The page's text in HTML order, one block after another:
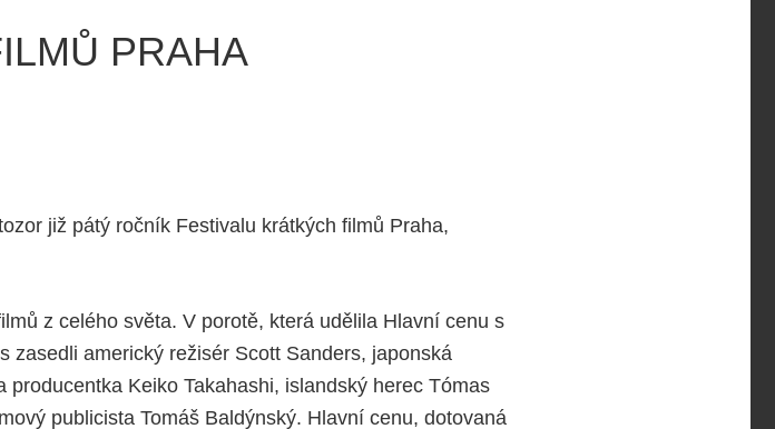
PRAHA
již pátý ročník Festivalu krátkých filmů Praha,
z celého světa. V porotě, která udělila Hlavní cenu s
americký režisér Scott Sanders, japonská
Keiko Takahashi, islandský herec Tómas
publicista Tomáš Baldýnský. Hlavní cenu, dotovaná